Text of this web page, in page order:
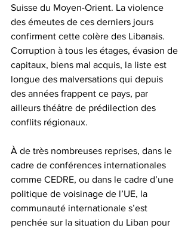
Suisse du Moyen-Orient. La violence
des émeutes de ces derniers jours
confirment cette colère des Libanais.
Corruption à tous les étages, évasion de
capitaux, biens mal acquis, la liste est
longue des malversations qui depuis
des années frappent ce pays, par
ailleurs théâtre de prédilection des
conflits régionaux.
À de très nombreuses reprises, dans le
cadre de conférences internationales
comme CEDRE, ou dans le cadre d’une
politique de voisinage de l’UE, la
communauté internationale s’est
penchée sur la situation du Liban pour